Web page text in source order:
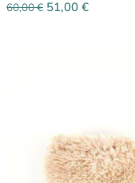
60,00€ 51,00 €